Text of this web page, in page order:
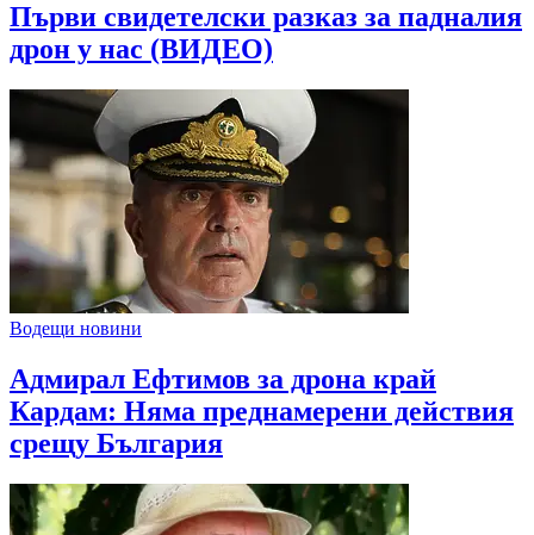
Първи свидетелски разказ за падналия
дрон у нас (ВИДЕО)
Водещи новини
Адмирал Ефтимов за дрона край
Кардам: Няма преднамерени действия
срещу България